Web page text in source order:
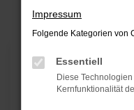
Impressum
Folgende Kategorien von
Essentiell
Diese
Kernfunktionalität